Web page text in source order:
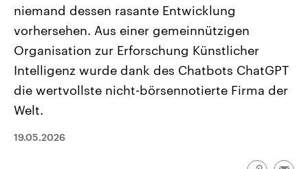
Landtagswahl Sachsen-Anhalt
2026
Alle Informationen
Sachsen-Anhalt wählt am 6.
September 2026 einen neuen
Bundesland von einer Koalition aus
Umfragen, Prognosen,
USA
Aktuelle Beiträge,
Hintergründe
gehören die Vereinigten
niemand dessen rasante Entwicklung
vorhersehen. Aus einer gemeinnützigen
Organisation zur Erforschung Künstlicher
Intelligenz wurde dank des Chatbots ChatGPT
die wertvollste nicht-börsennotierte Firma der
Welt.
19.05.2026